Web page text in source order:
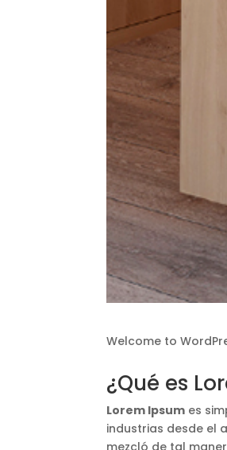
Welcome to
¿Qué es
Lorem Ipsum es
industrias desde el